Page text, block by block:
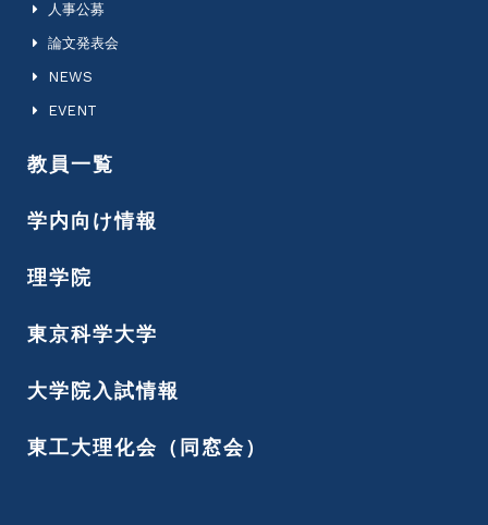
人事公募
論文発表会
NEWS
EVENT
教員一覧
学内向け情報
理学院
東京科学大学
大学院入試情報
東工大理化会（同窓会）